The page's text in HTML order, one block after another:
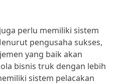
perlu memiliki sistem
pengusaha sukses,
yang baik akan
bisnis truk dengan lebih
sistem pelacakan